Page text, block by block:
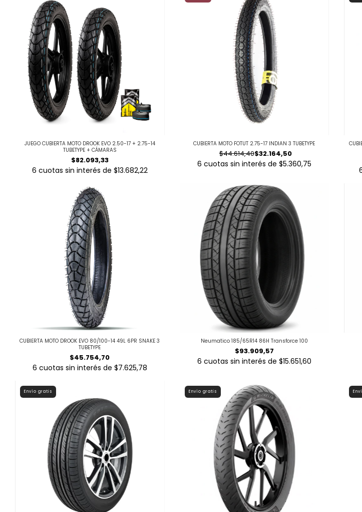
JUEGO CUBIERTA MOTO DROOK EVO 2.50-17 + 2.75-14
TUBETYPE + CÁMARAS
$82.093,33
6 cuotas sin interés de $13.682,22
CUBIERTA MOTO FOTUT 2.75-17 INDIAN 3 TUBETYPE
$32.164,50
$44.614,40
6 cuotas sin interés de $5.360,75
CUBIERTA MOTO DROOK EVO 80/100-14 49L 6PR SNAKE 3
TUBETYPE
$45.754,70
6 cuotas sin interés de $7.625,78
Neumatico 185/65R14 86H Transforce 100
$93.909,57
6 cuotas sin interés de $15.651,60
Envío gratis Envío gratis